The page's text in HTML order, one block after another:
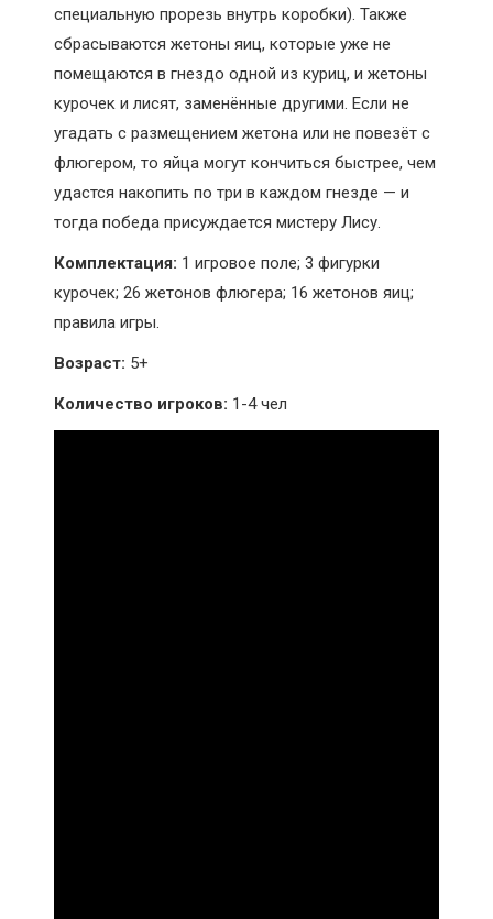
специальную прорезь внутрь коробки). Также
сбрасываются жетоны яиц, которые уже не
помещаются в гнездо одной из куриц, и жетоны
курочек и лисят, заменённые другими. Если не
угадать с размещением жетона или не повезёт с
флюгером, то яйца могут кончиться быстрее, чем
удастся накопить по три в каждом гнезде — и
тогда победа присуждается мистеру Лису.
Комплектация: 1 игровое поле; 3 фигурки
курочек; 26 жетонов флюгера; 16 жетонов яиц;
правила игры.
Возраст: 5+
Количество игроков: 1-4 чел